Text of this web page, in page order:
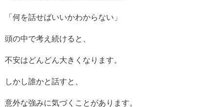
「何を話せばいいかわからない」
頭の中で考え続けると、
不安はどんどん大きくなります。
しかし誰かと話すと、
意外な強みに気づくことがあります。